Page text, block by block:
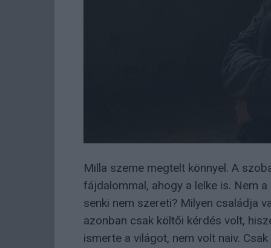
Milla szeme megtelt könnyel. A
fájdalommal, ahogy a lelke is. Nem
senki nem szereti? Milyen családja
azonban csak költői kérdés volt,
ismerte a világot, nem volt naiv.